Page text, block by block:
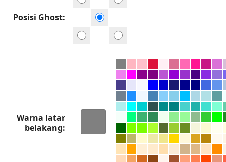
Posisi Ghost
Warna latar
belakang